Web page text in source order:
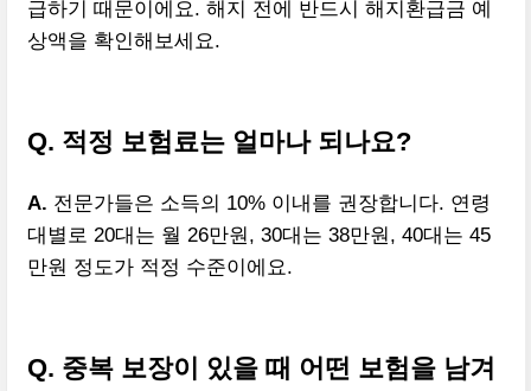
급하기 때문이에요. 해지 전에 반드시 해지환급금 예
상액을 확인해보세요.
Q. 적정 보험료는 얼마나 되나요?
A. 전문가들은 소득의 10% 이내를 권장합니다. 연령
대별로 20대는 월 26만원, 30대는 38만원, 40대는 45
만원 정도가 적정 수준이에요.
Q. 중복 보장이 있을 때 어떤 보험을 남겨